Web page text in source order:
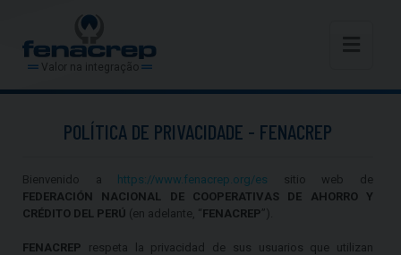
Valor na integração
POLÍTICA DE PRIVACIDADE - FENACREP
Bienvenido a https://www.fenacrep.org/es sitio web de
FEDERACIÓN NACIONAL DE COOPERATIVAS DE AHORRO Y
CRÉDITO DEL PERÚ (en adelante, “FENACREP”).
FENACREP respeta la privacidad de sus usuarios que utilizan